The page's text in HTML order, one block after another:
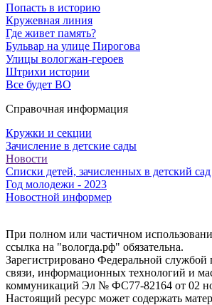
Попасть в историю
Кружевная линия
Где живет память?
Бульвар на улице Пирогова
Улицы вологжан-героев
Штрихи истории
Все будет ВО
Справочная информация
Кружки и секции
Зачисление в детские сады
Новости
Списки детей, зачисленных в детский сад
Год молодежи - 2023
Новостной информер
При полном или частичном
ссылка на "вологда.рф" обязательна.
Зарегистрировано Федеральной службой
связи, информационных технологий и
коммуникаций Эл № ФС77-82164 от 02
Настоящий ресурс может содержать